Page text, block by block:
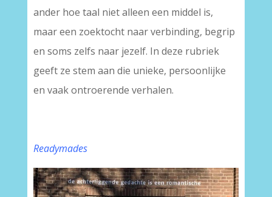
ander hoe taal niet alleen een middel is,
maar een zoektocht naar verbinding, begrip
en soms zelfs naar jezelf. In deze rubriek
geeft ze stem aan die unieke, persoonlijke
en vaak ontroerende verhalen.
Readymades